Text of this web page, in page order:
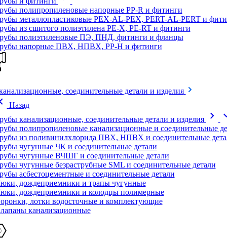
полипропиленовые напорные PP-R и фитинги
металлопластиковые PEX-AL-PEX, PERT-AL-PERT и
из сшитого полиэтилена PE-X, PE-RT и фитинги
полиэтиленовые ПЭ, ПНД, фитинги и фланцы
напорные ПВХ, НПВХ, PP-H и фитинги
соединительные детали и изделия
Назад
канализационные, соединительные детали и изделия
chevron_right
полипропиленовые канализационные и соединительные
из поливинилхлорида ПВХ, НПВХ и соединительные
чугунные ЧК и соединительные детали
чугунные ВЧШГ и соединительные детали
чугунные безраструбные SML и соединительные детали
асбестоцементные и соединительные детали
дождеприемники и трапы чугунные
дождеприемники и колодцы полимерные
лотки водосточные и комплектующие
канализационные